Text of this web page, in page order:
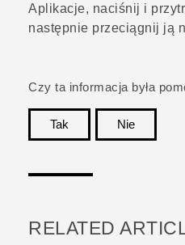
Aplikacje, naciśnij i
następnie przeciągnij ją
Czy ta informacja była
Tak
Nie
RELATED